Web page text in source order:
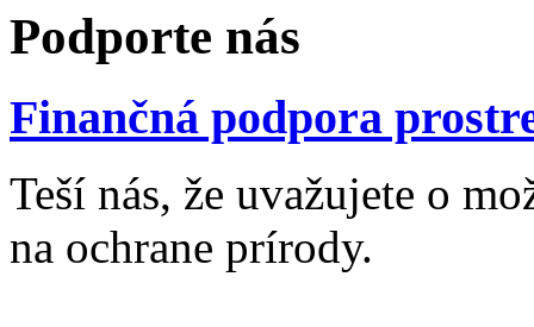
Podporte nás
Finančná podpora
Teší nás, že uvažujete o
na ochrane prírody.